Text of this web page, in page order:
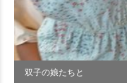
双子の娘たちと